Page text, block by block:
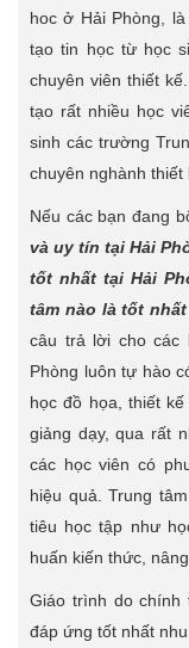
hoc ở Hải Phòng,
tạo tin học từ học
chuyên viên thiết
tạo rất nhiều học
sinh các trường
chuyên nghành thiết
Nếu các bạn đang
và uy tín tại Hải
tốt nhất tại Hải
tâm nào là tốt
câu trả lời cho các
Phòng luôn tự hào
học đồ họa, thiết
giảng dạy, qua rất
các học viên có
hiệu quả. Trung
tiêu học tập như
huấn kiến thức,
Giáo trình do chính
đáp ứng tốt nhất